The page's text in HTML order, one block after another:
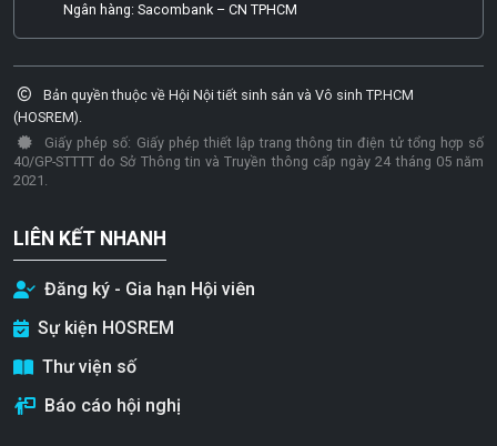
Ngân hàng: Sacombank – CN TPHCM
Bản quyền thuộc về Hội Nội tiết sinh sản và Vô sinh TP.HCM
(HOSREM).
Giấy phép số: Giấy phép thiết lập trang thông tin điện tử tổng hợp số
40/GP-STTTT do Sở Thông tin và Truyền thông cấp ngày 24 tháng 05 năm
2021.
LIÊN KẾT NHANH
Đăng ký - Gia hạn Hội viên
Sự kiện HOSREM
Thư viện số
Báo cáo hội nghị